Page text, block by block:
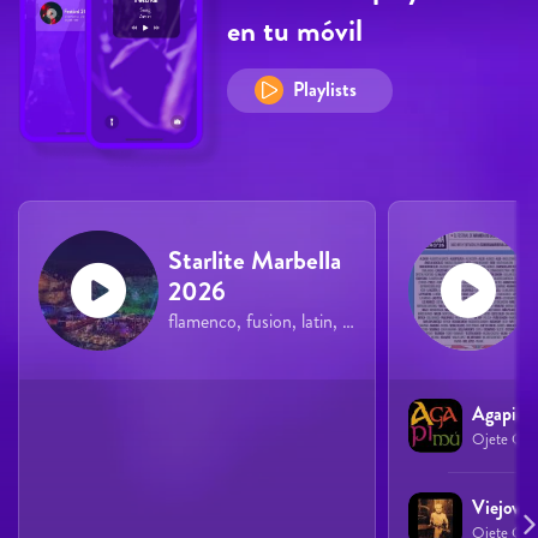
en tu móvil
Playlists
Starlite Marbella
2026
flamenco, fusion, latin, pop, rock
Ojete
Viejoven
Ojete